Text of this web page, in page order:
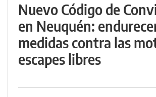
Nuevo Código de
en Neuquén:
medidas contra las
escapes libres